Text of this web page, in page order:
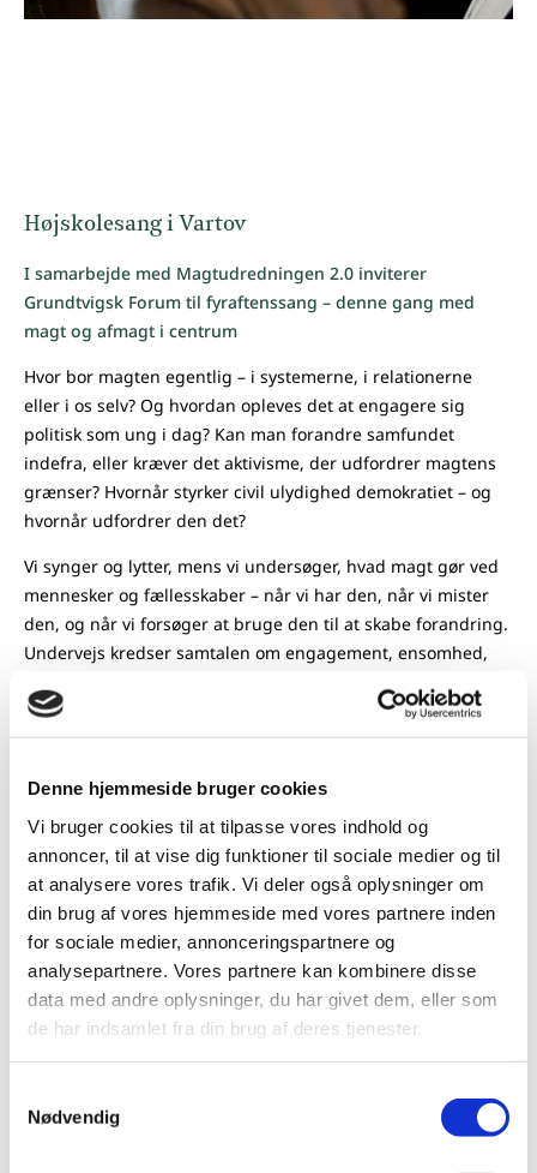
Denne hjemmeside bruger cookies
Vi bruger cookies til at tilpasse vores indhold og
annoncer, til at vise dig funktioner til sociale medier og til
at analysere vores trafik. Vi deler også oplysninger om
din brug af vores hjemmeside med vores partnere inden
for sociale medier, annonceringspartnere og
analysepartnere. Vores partnere kan kombinere disse
data med andre oplysninger, du har givet dem, eller som
de har indsamlet fra din brug af deres tjenester.
Nødvendig
Højskolesang i Vartov
I samarbejde med Magtudredningen 2.0 inviterer
Grundtvigsk Forum til fyraftenssang – denne gang med
magt og afmagt i centrum
Hvor bor magten egentlig – i systemerne, i relationerne
eller i os selv? Og hvordan opleves det at engagere sig
politisk som ung i dag? Kan man forandre samfundet
indefra, eller kræver det aktivisme, der udfordrer magtens
grænser? Hvornår styrker civil ulydighed demokratiet – og
hvornår udfordrer den det?
Vi synger og lytter, mens vi undersøger, hvad magt gør ved
mennesker og fællesskaber – når vi har den, når vi mister
den, og når vi forsøger at bruge den til at skabe forandring.
Undervejs kredser samtalen om engagement, ensomhed,
rammer.
Anna Bjerre Johansen, en del af alliancen Jordskred og
professor og en af lederne af Magtudredningen 2.0.
Entré inkl. en fyraftensdrink: 75 kr. / 50 kr. for studerende
ellermedlemmer af Grundtvigsk Forum.
Vil du være en del af fællesskabet? Få
din indbakke.